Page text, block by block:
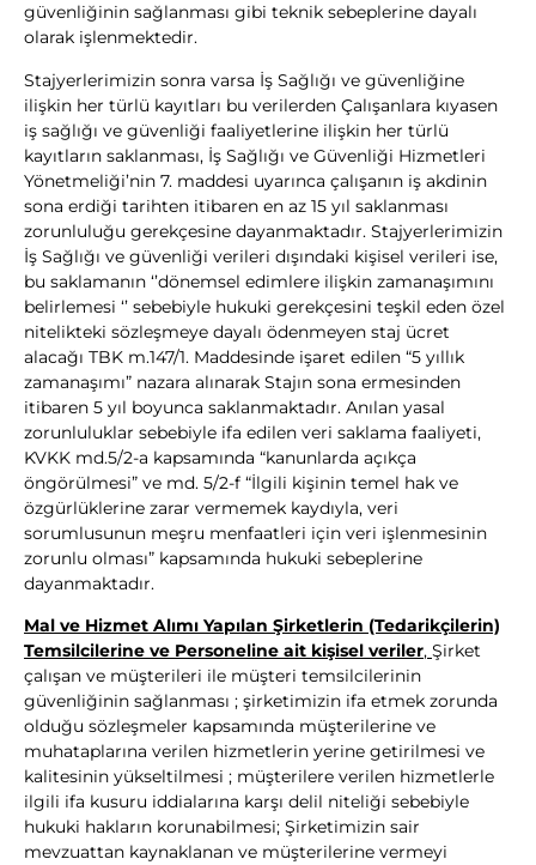
güvenliğinin sağlanması gibi teknik sebeplerine dayalı
olarak işlenmektedir.
Stajyerlerimizin sonra varsa İş Sağlığı ve güvenliğine
ilişkin her türlü kayıtları bu verilerden Çalışanlara kıyasen
iş sağlığı ve güvenliği faaliyetlerine ilişkin her türlü
kayıtların saklanması, İş Sağlığı ve Güvenliği Hizmetleri
Yönetmeliği’nin 7. maddesi uyarınca çalışanın iş akdinin
sona erdiği tarihten itibaren en az 15 yıl saklanması
zorunluluğu gerekçesine dayanmaktadır. Stajyerlerimizin
İş Sağlığı ve güvenliği verileri dışındaki kişisel verileri ise,
bu saklamanın ‘’dönemsel edimlere ilişkin zamanaşımını
belirlemesi ‘’ sebebiyle hukuki gerekçesini teşkil eden özel
nitelikteki sözleşmeye dayalı ödenmeyen staj ücret
alacağı TBK m.147/1. Maddesinde işaret edilen “5 yıllık
zamanaşımı” nazara alınarak Stajın sona ermesinden
itibaren 5 yıl boyunca saklanmaktadır. Anılan yasal
zorunluluklar sebebiyle ifa edilen veri saklama faaliyeti,
KVKK md.5/2-a kapsamında “kanunlarda açıkça
öngörülmesi” ve md. 5/2-f “İlgili kişinin temel hak ve
özgürlüklerine zarar vermemek kaydıyla, veri
sorumlusunun meşru menfaatleri için veri işlenmesinin
zorunlu olması” kapsamında hukuki sebeplerine
dayanmaktadır.
Mal ve Hizmet Alımı Yapılan Şirketlerin (Tedarikçilerin)
Temsilcilerine ve Personeline ait kişisel veriler, Şirket
çalışan ve müşterileri ile müşteri temsilcilerinin
güvenliğinin sağlanması ; şirketimizin ifa etmek zorunda
olduğu sözleşmeler kapsamında müşterilerine ve
muhataplarına verilen hizmetlerin yerine getirilmesi ve
kalitesinin yükseltilmesi ; müşterilere verilen hizmetlerle
ilgili ifa kusuru iddialarına karşı delil niteliği sebebiyle
hukuki hakların korunabilmesi; Şirketimizin sair
mevzuattan kaynaklanan ve müşterilerine vermeyi